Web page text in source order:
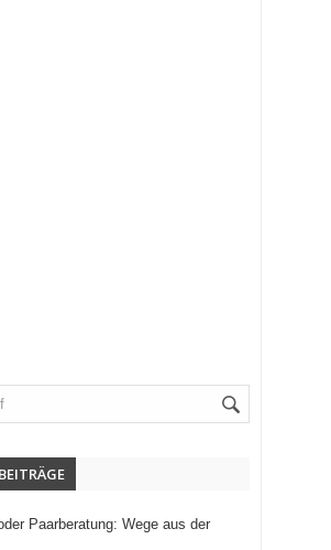
Paarberatung: Wege aus der